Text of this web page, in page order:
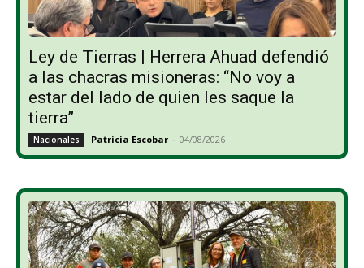
Ley de Tierras | Herrera Ahuad defendió
a las chacras misioneras: “No voy a
estar del lado de quien les saque la
tierra”
Nacionales Patricia Escobar - 04/08/2026